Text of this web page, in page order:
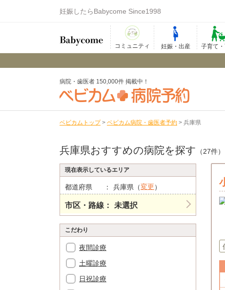
妊娠したらBabycome Since1998
コミュニティ 妊娠・出産 子育て
病院・歯医者 150,000件 掲載中！
ベビカムトップ > ベビカム病院・歯医者予約 > 兵庫県
兵庫県おすすめの病院を探す （27件）
現在表示しているエリア
都道府県 兵庫県（変更）
市区・路線 未選択
こだわり
夜間診療
土曜診療
日祝診療